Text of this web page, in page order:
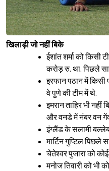
खिलाड़ी जो नहीं बिके
ईशांत शर्मा को किसी
करोड़ रु. था. पिछले
इरफान पठान में किसी
वे पुणे की टीम में थे.
इमरान ताहिर भी
और वनडे में नंबर वन
इंग्लैंड के सलामी
मार्टिन गुप्टिल पिछले
चेतेश्‍वर पुजारा को कोई
मनोज तिवारी को भी